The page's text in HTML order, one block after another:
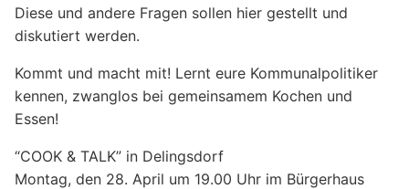
Diese und andere Fragen sollen hier gestellt und
diskutiert werden.
Kommt und macht mit! Lernt eure Kommunalpolitiker
kennen, zwanglos bei gemeinsamem Kochen und
Essen!
“COOK & TALK” in Delingsdorf
Montag, den 28. April um 19.00 Uhr im Bürgerhaus